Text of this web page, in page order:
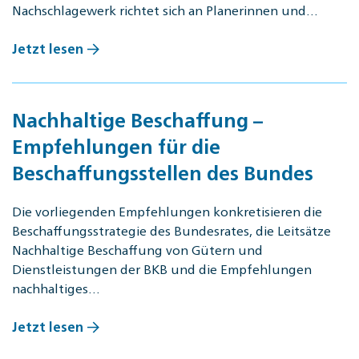
Nachschlagewerk richtet sich an Planerinnen und…
Jetzt lesen
Nachhaltige Beschaffung –
Empfehlungen für die
Beschaffungsstellen des Bundes
Die vorliegenden Empfehlungen konkretisieren die
Beschaffungsstrategie des Bundesrates, die Leitsätze
Nachhaltige Beschaffung von Gütern und
Dienstleistungen der BKB und die Empfehlungen
nachhaltiges…
Jetzt lesen